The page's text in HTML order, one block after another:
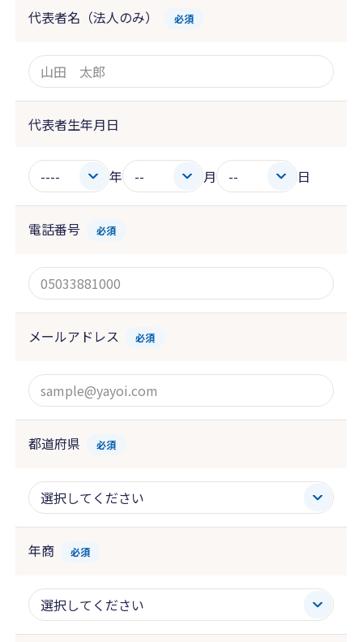
代表者名（法人のみ） 必須
代表者生年月日
年 月 日
電話番号 必須
メールアドレス 必須
都道府県 必須
年商 必須